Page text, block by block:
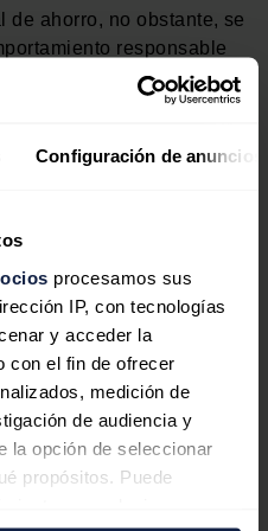
Configuración de anuncios
procesamos sus
IP, con tecnologías
y acceder la
con el fin de ofrecer
medición de
de audiencia y
la opción de seleccionar
propósitos. Puede
de ahorro, no obstante, se
responsable
de la iluminación
así como la utilización
en edificios del
experimentadas
de luz que apagan
en función de la luz
través de ventanas o
en los edificios
con el Código
del cambio de hora, el